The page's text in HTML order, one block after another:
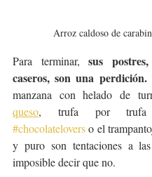
Arroz caldoso de
Para terminar, sus
caseros, son una perdición.
manzana con helado de
queso
#chocolatelovers o el
y puro son tentaciones a
imposible decir que no.